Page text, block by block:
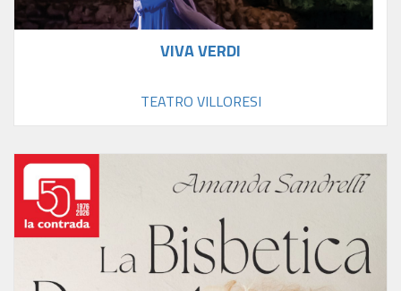
VIVA VERDI
TEATRO VILLORESI